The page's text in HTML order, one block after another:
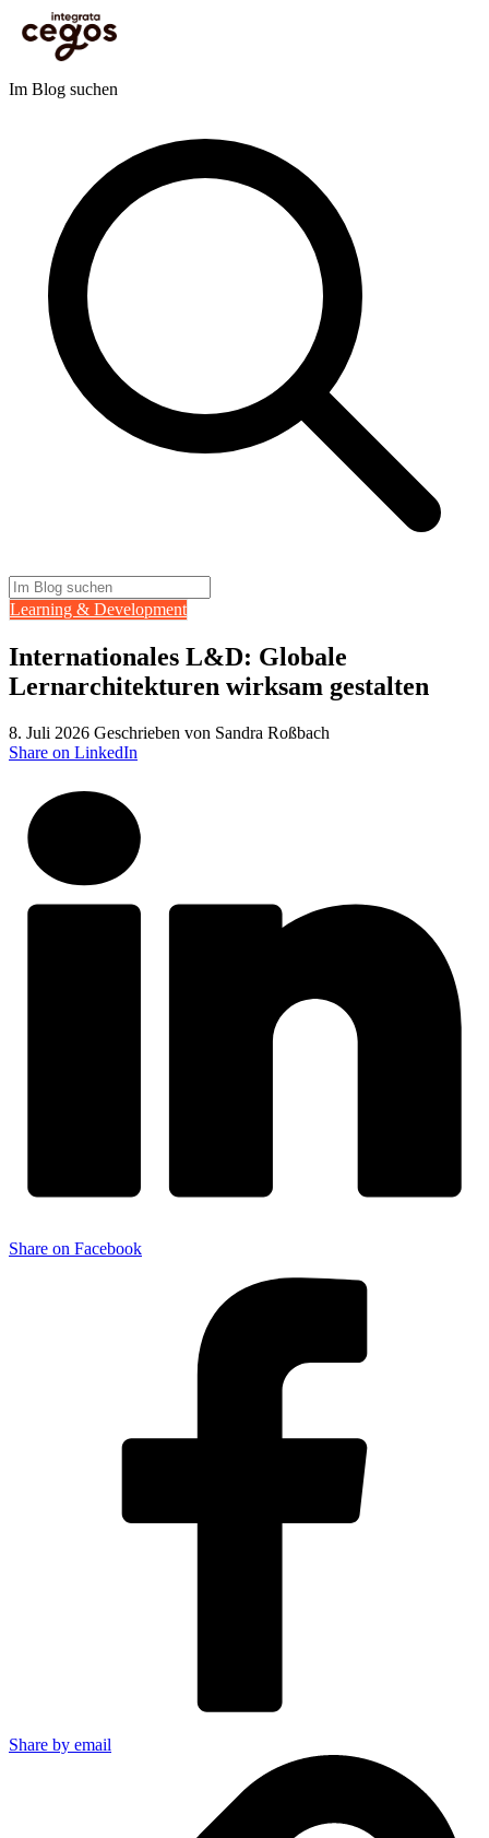
Skip to main content
Sie sind hier:Startseite
Lernarchitekturen wirksam gestalten
Blog
Im Blog suchen
Learning & Development
Internationales L&D: Globale
Lernarchitekturen wirksam gestalten
8. Juli 2026 Geschrieben von Sandra Roßbach
Share on LinkedIn
Share on Facebook
Share by email